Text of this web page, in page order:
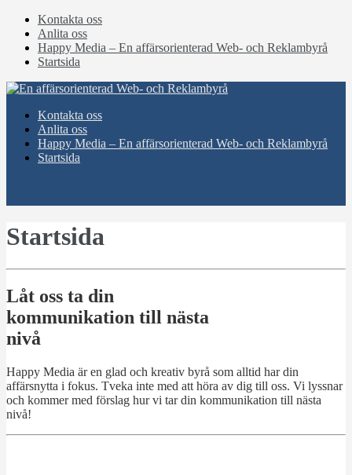
Kontakta oss
Anlita oss
Happy Media – En affärsorienterad Web- och Reklambyrå
Startsida
Kontakta oss
Anlita oss
Happy Media – En affärsorienterad Web- och Reklambyrå
Startsida
Startsida
Låt oss ta din
kommunikation till nästa
nivå
Happy Media är en glad och kreativ byrå som alltid har din
affärsnytta i fokus. Tveka inte med att höra av dig till oss. Vi lyssnar
och kommer med förslag hur vi tar din kommunikation till nästa
nivå!